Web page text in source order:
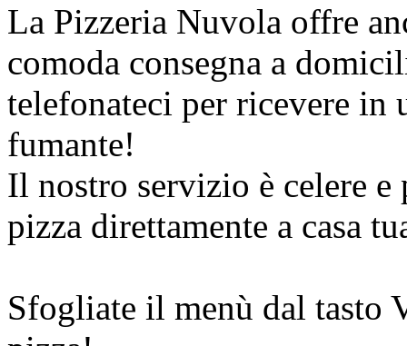
La Pizzeria Nuvola offre
comoda consegna a
telefonateci per ricevere in
fumante!
Il nostro servizio è celere
pizza direttamente a casa
Sfogliate il menù dal tasto